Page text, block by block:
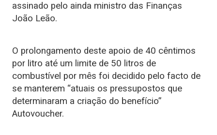
assinado pelo ainda ministro das Finanças
João Leão.
O prolongamento deste apoio de 40 cêntimos
por litro até um limite de 50 litros de
combustível por mês foi decidido pelo facto de
se manterem “atuais os pressupostos que
determinaram a criação do benefício”
Autovoucher.